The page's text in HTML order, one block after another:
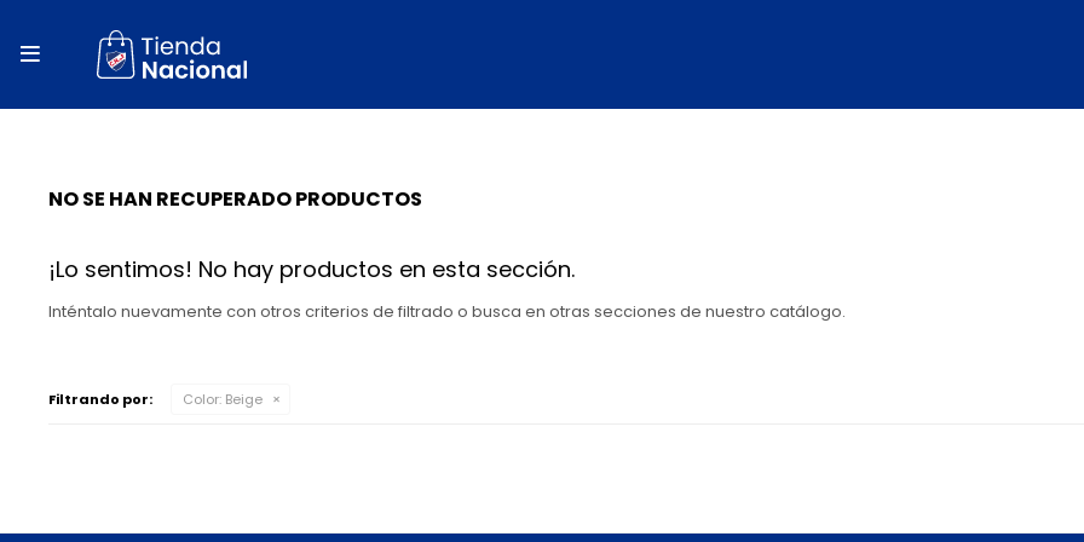

NO SE HAN RECUPERADO PRODUCTOS
¡Lo sentimos! No hay productos en esta sección.
Inténtalo nuevamente con otros criterios de filtrado o busca en otras secciones de nuestro catálogo.
Filtrando por: Color: Beige
close
local_shipping
percent